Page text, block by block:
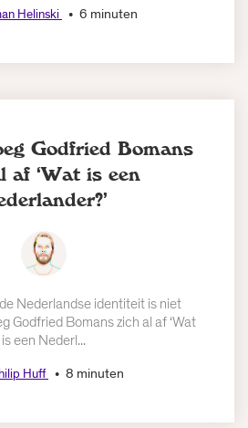
Helinski 6 minuten
Godfried Bomans
af ‘Wat is een
Nederlandse identiteit is niet
Godfried Bomans zich al af ‘Wat
is een Nederl...
Huff 8 minuten